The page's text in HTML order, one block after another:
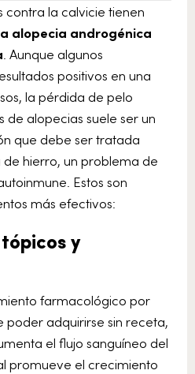
contra la calvicie tienen
alopecia androgénica
. Aunque algunos
positivos en una
la pérdida de pelo
alopecias suele ser un
que debe ser tratada
hierro, un problema de
Estos son
más efectivos:
y
farmacológico por
poder adquirirse sin receta,
el flujo sanguíneo del
promueve el crecimiento